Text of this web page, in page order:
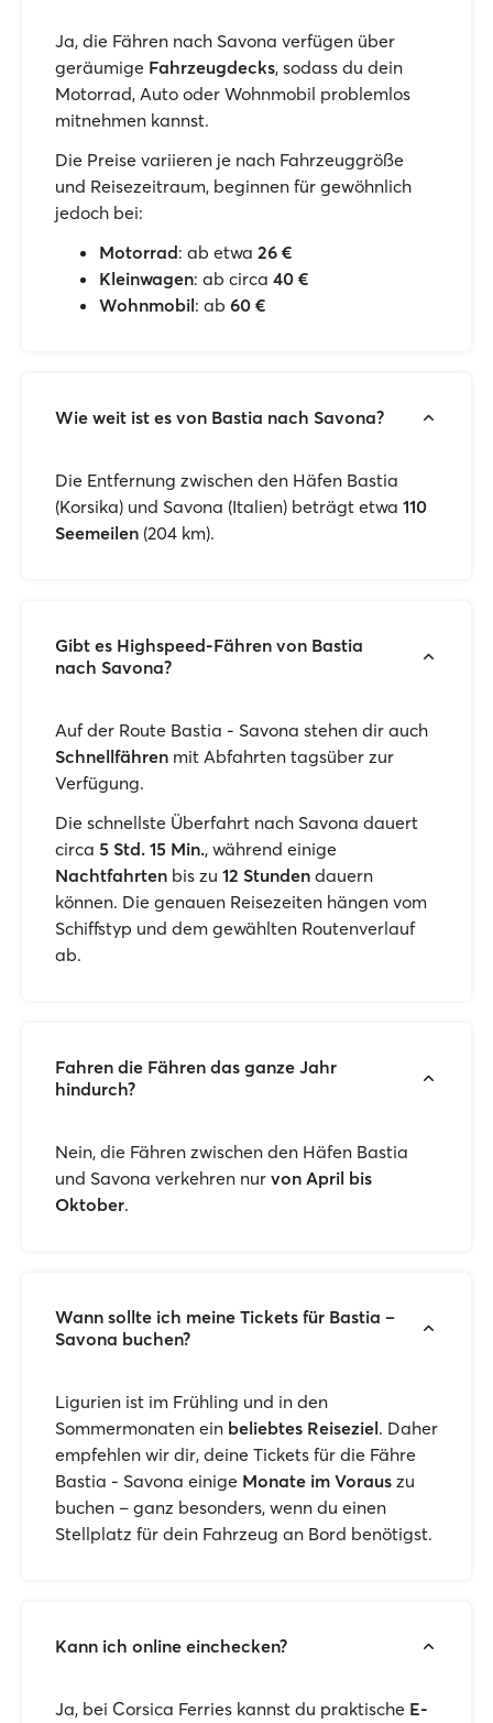
Ja, die Fähren nach Savona verfügen über
geräumige Fahrzeugdecks, sodass du dein
Motorrad, Auto oder Wohnmobil problemlos
mitnehmen kannst.
Die Preise variieren je nach Fahrzeuggröße
und Reisezeitraum, beginnen für gewöhnlich
jedoch bei:
Motorrad: ab etwa 26 €
Kleinwagen: ab circa 40 €
Wohnmobil: ab 60 €
Wie weit ist es von Bastia nach Savona?
Die Entfernung zwischen den Häfen Bastia
(Korsika) und Savona (Italien) beträgt etwa 110
Seemeilen (204 km).
Gibt es Highspeed-Fähren von Bastia
nach Savona?
Auf der Route Bastia - Savona stehen dir auch
Schnellfähren mit Abfahrten tagsüber zur
Verfügung.
Die schnellste Überfahrt nach Savona dauert
circa 5 Std. 15 Min., während einige
Nachtfahrten bis zu 12 Stunden dauern
können. Die genauen Reisezeiten hängen vom
Schiffstyp und dem gewählten Routenverlauf
ab.
Fahren die Fähren das ganze Jahr
hindurch?
Nein, die Fähren zwischen den Häfen Bastia
und Savona verkehren nur von April bis
Oktober.
Wann sollte ich meine Tickets für Bastia –
Savona buchen?
Ligurien ist im Frühling und in den
Sommermonaten ein beliebtes Reiseziel. Daher
empfehlen wir dir, deine Tickets für die Fähre
Bastia - Savona einige Monate im Voraus zu
buchen – ganz besonders, wenn du einen
Stellplatz für dein Fahrzeug an Bord benötigst.
Kann ich online einchecken?
Ja, bei Corsica Ferries kannst du praktische E-